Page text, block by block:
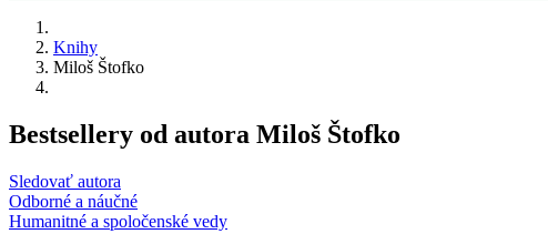
Knihy
Miloš Štofko
Bestsellery od autora Miloš Štofko
Sledovať autora
Odborné a náučné
Humanitné a spoločenské vedy